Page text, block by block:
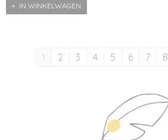
IN WINKELWAGEN
1 2 3 4 5 6 7 8